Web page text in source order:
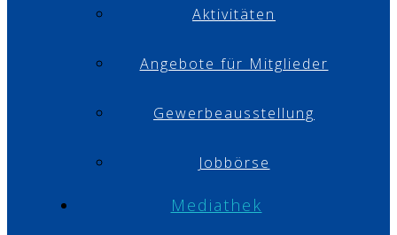
Aktivitäten
Angebote für Mitglieder
Gewerbeausstellung
Jobbörse
Mediathek